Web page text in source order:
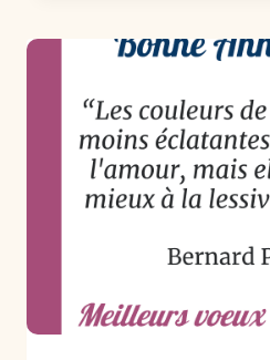
UNE
ANNÉE
2024